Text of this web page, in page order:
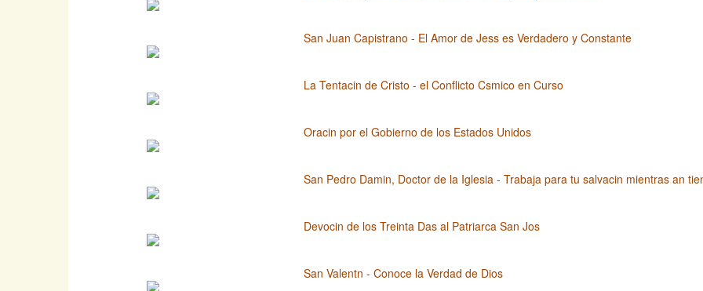
San Juan Capistrano - El Amor de Jess es Verdadero y Constante
La Tentacin de Cristo - el Conflicto Csmico en Curso
Oracin por el Gobierno de los Estados Unidos
San Pedro Damin, Doctor de la Iglesia - Trabaja para tu salvacin mientras an
Devocin de los Treinta Das al Patriarca San Jos
San Valentn - Conoce la Verdad de Dios